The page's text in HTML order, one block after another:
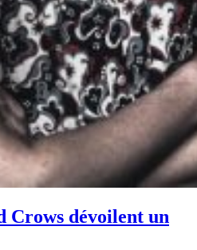
Crows dévoilent un